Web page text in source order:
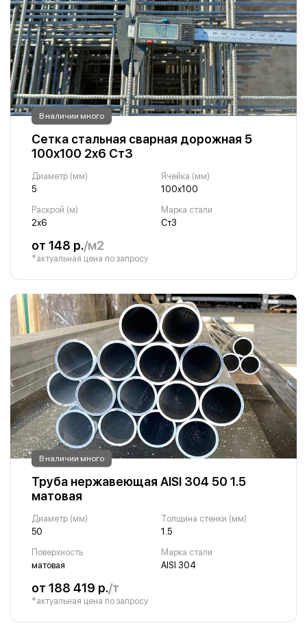
В наличии много
Сетка стальная сварная дорожная 5
100х100 2х6 Ст3
Диаметр (мм)
5
Ячейка (мм)
100х100
Раскрой (м)
2х6
Марка стали
Ст3
от 148 р./м2
*актуальная цена по запросу
В наличии много
Труба нержавеющая AISI 304 50 1.5
матовая
Диаметр (мм)
50
Толщина стенки (мм)
1.5
Поверхность
матовая
Марка стали
AISI 304
от 188 419 р./т
*актуальная цена по запросу